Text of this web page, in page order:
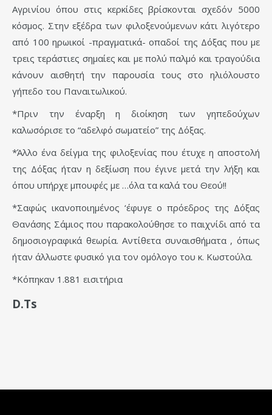
Αγρινίου όπου στις κερκίδες βρίσκονται σχεδόν 5000
κόσμος. Στην εξέδρα των φιλοξενούμενων κάτι λιγότερο
από 100 ηρωικοί -πραγματικά- οπαδοί της Δόξας που με
τρεις τεράστιες σημαίες και με πολύ παλμό και τραγούδια
κάνουν αισθητή την παρουσία τους στο ηλιόλουστο
γήπεδο του Παναιτωλικού.
*Πριν την έναρξη η διοίκηση των γηπεδούχων
καλωσόρισε το “αδελφό σωματείο” της Δόξας.
*Άλλο ένα δείγμα της φιλοξενίας που έτυχε η αποστολή
της Δόξας ήταν η δεξίωση που έγινε μετά την λήξη και
όπου υπήρχε μπουφές με …όλα τα καλά του Θεού!!
*Σαφώς ικανοποιημένος ‘έφυγε ο πρόεδρος της Δόξας
Θανάσης Σάμιος που παρακολούθησε το παιχνίδι από τα
δημοσιογραφικά θεωρία. Αντίθετα συναισθήματα , όπως
ήταν άλλωστε φυσικό για τον ομόλογο του κ. Κωστούλα.
*Κόπηκαν 1.881 εισιτήρια
D.Ts